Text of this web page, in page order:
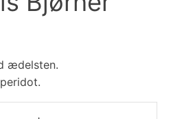
ædelsten.